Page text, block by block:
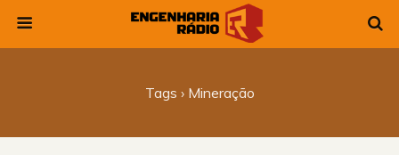
Tags › Mineração